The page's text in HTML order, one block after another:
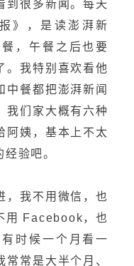
到很多新闻。每天
》，是读澎湃新
，午餐之后也要
。我特别喜欢看他
中餐都把澎湃新闻
我们家大概有六种
阿姨，基本上不太
验吧。
，我不用微信，也
用 Facebook，也
时候一个月看一
常是大半个月、